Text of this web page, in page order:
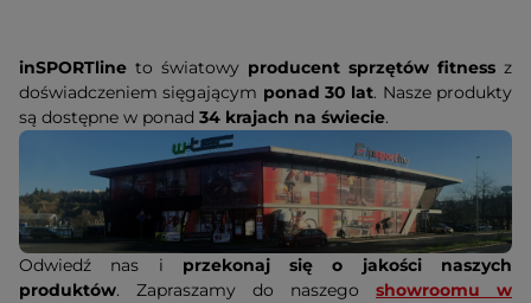
inSPORTline to światowy producent sprzętów fitness z
doświadczeniem sięgającym ponad 30 lat. Nasze produkty
są dostępne w ponad 34 krajach na świecie.
Odwiedź nas i przekonaj się o jakości naszych
produktów. Zapraszamy do naszego showroomu w